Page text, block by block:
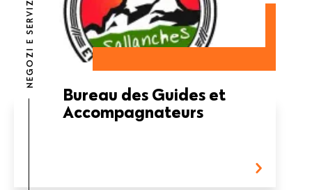
NEGOZI E SERVIZI
Bureau des Guides et
Accompagnateurs